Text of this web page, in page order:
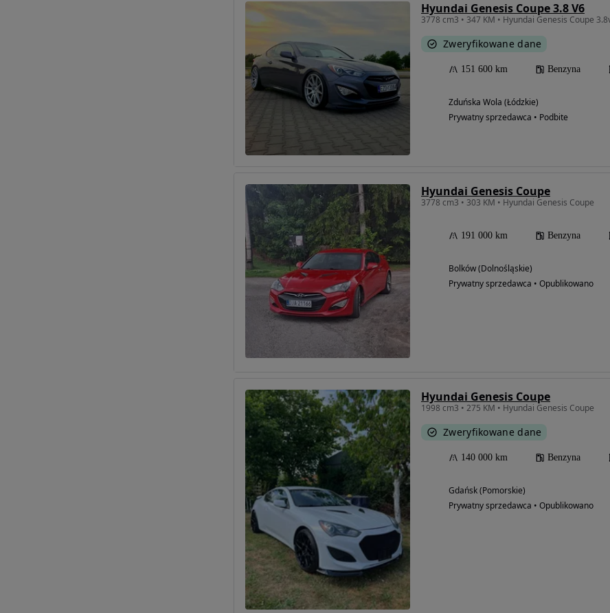
Hyundai Genesis Coupe 3.8 V6
3778 cm3 • 347 KM • Hyundai Genesis Coupe
Zweryfikowane dane
151 600 km Benzyna
Zduńska Wola (Łódzkie)
Prywatny sprzedawca • Podbite
Hyundai Genesis Coupe
3778 cm3 • 303 KM • Hyundai Genesis Coupe
191 000 km Benzyna
Bolków (Dolnośląskie)
Prywatny sprzedawca • Opublikowano
Hyundai Genesis Coupe
1998 cm3 • 275 KM • Hyundai Genesis Coupe
Zweryfikowane dane
140 000 km Benzyna
Gdańsk (Pomorskie)
Prywatny sprzedawca • Opublikowano